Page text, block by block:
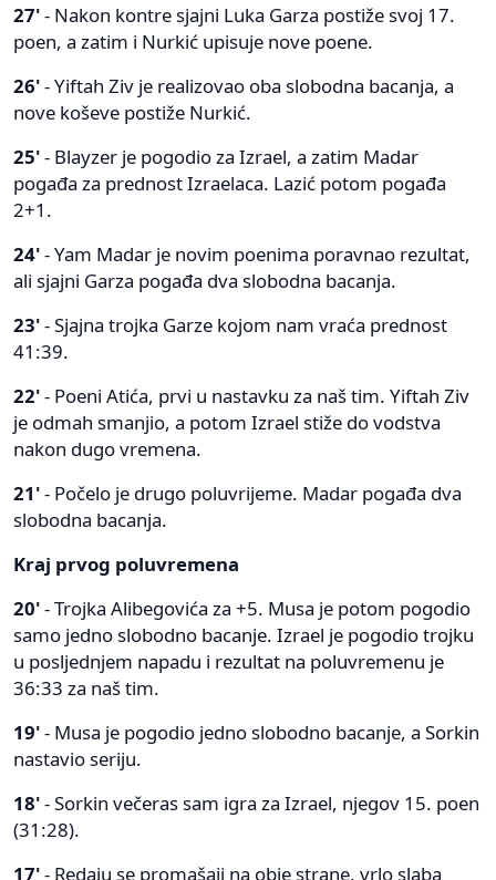
27'- Nakon kontre sjajni Luka Garza postiže svoj 17.
poen, a zatim i Nurkić upisuje nove poene.
26'- Yiftah Ziv je realizovao oba slobodna bacanja, a
nove koševe postiže Nurkić.
25'- Blayzer je pogodio za Izrael, a zatim Madar
pogađa za prednost Izraelaca. Lazić potom pogađa
2+1.
24'- Yam Madar je novim poenima poravnao rezultat,
ali sjajni Garza pogađa dva slobodna bacanja.
23'- Sjajna trojka Garze kojom nam vraća prednost
41:39.
22'- Poeni Atića, prvi u nastavku za naš tim. Yiftah Ziv
je odmah smanjio, a potom Izrael stiže do vodstva
nakon dugo vremena.
21'- Počelo je drugo poluvrijeme. Madar pogađa dva
slobodna bacanja.
Kraj prvog poluvremena
20'- Trojka Alibegovića za +5. Musa je potom pogodio
samo jedno slobodno bacanje. Izrael je pogodio trojku
u posljednjem napadu i rezultat na poluvremenu je
36:33 za naš tim.
19'- Musa je pogodio jedno slobodno bacanje, a Sorkin
nastavio seriju.
18'- Sorkin večeras sam igra za Izrael, njegov 15. poen
(31:28).
17'- Redaju se promašaji na obje strane, vrlo slaba